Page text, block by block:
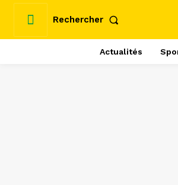
Rechercher
Actualités